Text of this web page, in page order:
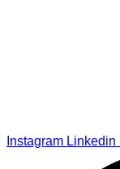
Instagram Linkedin